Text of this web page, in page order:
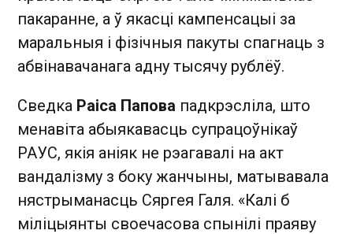
пакаранне, а ў якасці кампенсацыі за
маральныя і фізічныя пакуты спагнаць з
абвінавачанага адну тысячу рублёў.
Сведка Раіса Папова падкрэсліла, што
менавіта абыякавасць супрацоўнікаў
РАУС, якія аніяк не рэагавалі на акт
вандалізму з боку жанчыны, матывавала
нястрыманасць Сяргея Галя. «Калі б
міліцыянты своечасова спынілі праяву